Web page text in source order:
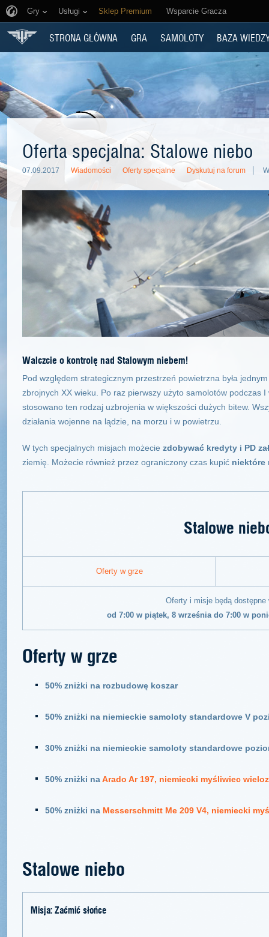
Gry Usługi Sklep Premium Wsparcie Gracza
STRONA GŁÓWNA GRA SAMOLOTY BAZA
Oferta specjalna: Stalowe niebo
07.09.2017 Wiadomości Oferty specjalne Dyskutuj na forum
Walczcie o kontrolę nad Stalowym niebem!
Pod względem strategicznym przestrzeń powietrzna była
zbrojnych XX wieku. Po raz pierwszy użyto samolotów podczas
stosowano ten rodzaj uzbrojenia w większości dużych bitew.
działania wojenne na lądzie, na morzu i w powietrzu.
W tych specjalnych misjach możecie zdobywać kredyty i PD
ziemię. Możecie również przez ograniczony czas kupić niektóre
Stalowe
Oferty w grze
Oferty i misje będą dostępne
od 7:00 w piątek, 8 września do 7:00 w
Oferty w grze
50% zniżki na rozbudowę koszar
50% zniżki na niemieckie samoloty standardowe V
30% zniżki na niemieckie samoloty standardowe
50% zniżki naArado Ar 197, niemiecki myśliwiec
50% zniżki na Messerschmitt Me 209 V4, niemiecki
Stalowe niebo
Misja: Zaćmić słońce